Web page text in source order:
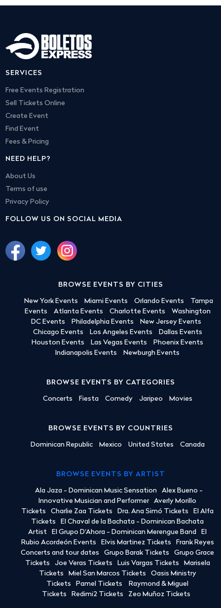
SERVICES
Free Events Registration
Sell Tickets Online
Create Event
Find Event
Fees & Pricing
NEED HELP?
About Us
Terms of use
Privacy Policy
FOLLOW US ON SOCIAL MEDIA
BROWSE EVENTS BY CITIES
New York Events Miami Events Orlando Events
Tampa
Events
Atlanta Events Charlotte Events
Washington
DC Events
Philadelphia Events
New Jersey Events
Chicago Events
Los Angeles Events
Dallas Events
Houston Events
Las Vegas Events
Phoenix Events
Indianapolis Events
Newburgh Events
BROWSE EVENTS BY CATEGORIES
Concerts Fiesta Comedy Jaripeo Movies
BROWSE EVENTS BY COUNTRIES
Dominican Republic Mexico United States Canada
BROWSE EVENTS BY ARTIST
Ala Jaza - Dominican Music Sensation
Alex Bueno -
Innovative Musician and Performer
Averly Morillo
Tickets
Charlie Zaa Tickets Dra. Ana Simó Tickets
El Alfa
Tickets
El Chaval de la Bachata - Dominican Bachata
Artist
El Grupo D'Ahora - Dominican Merengue Band
El
Rubio Acordeón Events
Elvis Martinez Tickets
Frank Reyes
Concerts and tour dates
Grupo Barak Tickets
Grupo Grace
Tickets
Joe Veras Tickets Luis Vargas Tickets
Marisela
Tickets
Miel San Marcos Tickets
Oasis Ministry
Tickets
Pamel Tickets
Raymond & Miguel
Tickets
Redimi2 Tickets Zeo Muñoz Tickets